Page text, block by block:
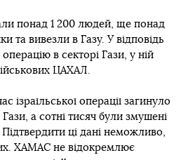
понад 1 200 людей, ще понад
та вивезли в Газу. У відповідь
операцію в секторі Гази, у ній
ЦАХАЛ.
ізраїльської операції загинуло
а сотні тисяч були змушені
ці дані неможливо,
ХАМАС не відокремлює